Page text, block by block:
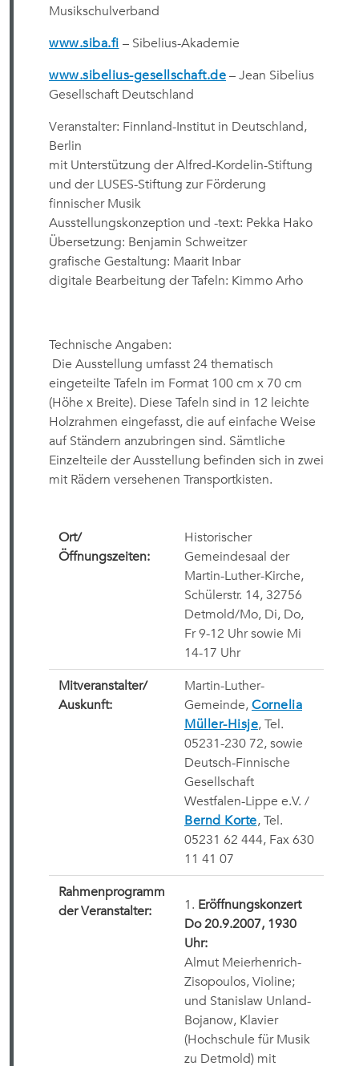
Musikschulverband
www.siba.fi – Sibelius-Akademie
www.sibelius-gesellschaft.de – Jean Sibelius
Gesellschaft Deutschland
Veranstalter: Finnland-Institut in Deutschland,
Berlin
mit Unterstützung der Alfred-Kordelin-Stiftung
und der LUSES-Stiftung zur Förderung
finnischer Musik
Ausstellungskonzeption und -text: Pekka Hako
Übersetzung: Benjamin Schweitzer
grafische Gestaltung: Maarit Inbar
digitale Bearbeitung der Tafeln: Kimmo Arho
Technische Angaben:
Die Ausstellung umfasst 24 thematisch
eingeteilte Tafeln im Format 100 cm x 70 cm
(Höhe x Breite). Diese Tafeln sind in 12 leichte
Holzrahmen eingefasst, die auf einfache Weise
auf Ständern anzubringen sind. Sämtliche
Einzelteile der Ausstellung befinden sich in zwei
mit Rädern versehenen Transportkisten.
Ort/
Öffnungszeiten:
Historischer
Gemeindesaal der
Martin-Luther-Kirche,
Schülerstr. 14, 32756
Detmold/Mo, Di, Do,
Fr 9-12 Uhr sowie Mi
14-17 Uhr
Mitveranstalter/
Auskunft:
Martin-Luther-
Gemeinde, Cornelia
Müller-Hisje, Tel.
05231-230 72, sowie
Deutsch-Finnische
Gesellschaft
Westfalen-Lippe e.V. /
Bernd Korte, Tel.
05231 62 444, Fax 630
11 41 07
Rahmenprogramm
der Veranstalter:
1. Eröffnungskonzert
Do 20.9.2007, 1930
Uhr:
Almut Meierhenrich-
Zisopoulos, Violine;
und Stanislaw Unland-
Bojanow, Klavier
(Hochschule für Musik
zu Detmold) mit